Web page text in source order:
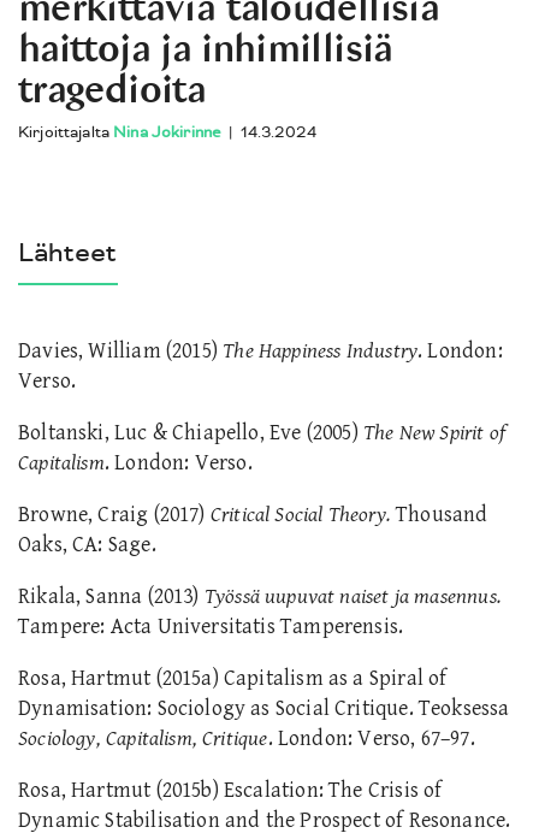
haittoja ja inhimillisiä
tragedioita
Kirjoittajalta Nina Jokirinne | 14.3.2024
Lähteet
Davies, William (2015) The Happiness Industry. London:
Verso.
Boltanski, Luc & Chiapello, Eve (2005) The New Spirit of
Capitalism. London: Verso.
Browne, Craig (2017) Critical Social Theory.Thousand
Oaks, CA: Sage.
Rikala, Sanna (2013) Työssä uupuvat naiset ja masennus.
Tampere: Acta Universitatis Tamperensis.
Rosa, Hartmut (2015a) Capitalism as a Spiral of
Dynamisation: Sociology as Social Critique. Teoksessa
Sociology, Capitalism, Critique. London: Verso, 67–97.
Rosa, Hartmut (2015b) Escalation: The Crisis of
Dynamic Stabilisation and the Prospect of Resonance.